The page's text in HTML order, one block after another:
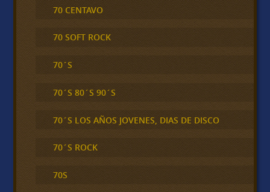
70 CENTAVO
70 SOFT ROCK
70´S
70´S 80´S 90´S
70´S LOS AÑOS JOVENES, DIAS DE DISCO
70´S ROCK
70S